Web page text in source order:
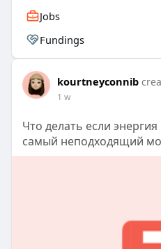
Jobs
Fundings
kourtneyconnib
1 w
Что делать если
самый неподходящий